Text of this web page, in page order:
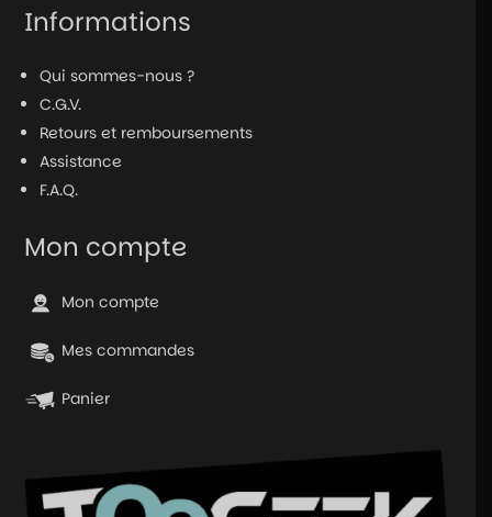
Informations
Qui sommes-nous ?
C.G.V.
Retours et remboursements
Assistance
F.A.Q.
Mon compte
Mon compte
Mes commandes
Panier